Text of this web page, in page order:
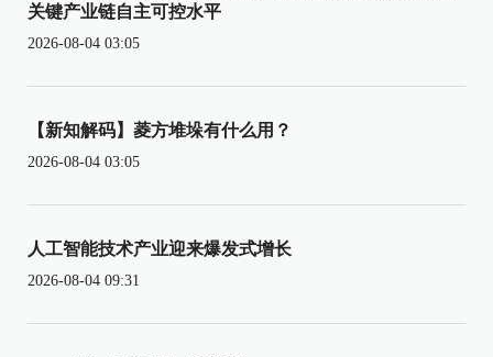
关键产业链自主可控水平
2026-08-04 03:05
【新知解码】菱方堆垛有什么用？
2026-08-04 03:05
人工智能技术产业迎来爆发式增长
2026-08-04 09:31